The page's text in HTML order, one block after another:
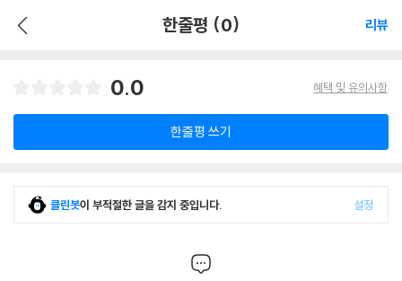
한줄평 (0) 리뷰
0.0 혜택 및 유의사항
한줄평 쓰기
클린봇이 부적절한 글을 감지 중입니다. 설정